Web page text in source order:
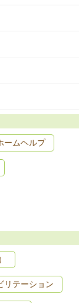
ームヘルプ
リテーション